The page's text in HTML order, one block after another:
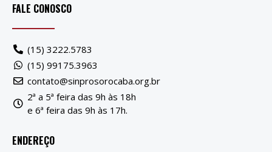
FALE CONOSCO
(15) 3222.5783
(15) 99175.3963
contato@sinprosorocaba.org.br
2ª a 5ª feira das 9h às 18h
e 6ª feira das 9h às 17h.
ENDEREÇO